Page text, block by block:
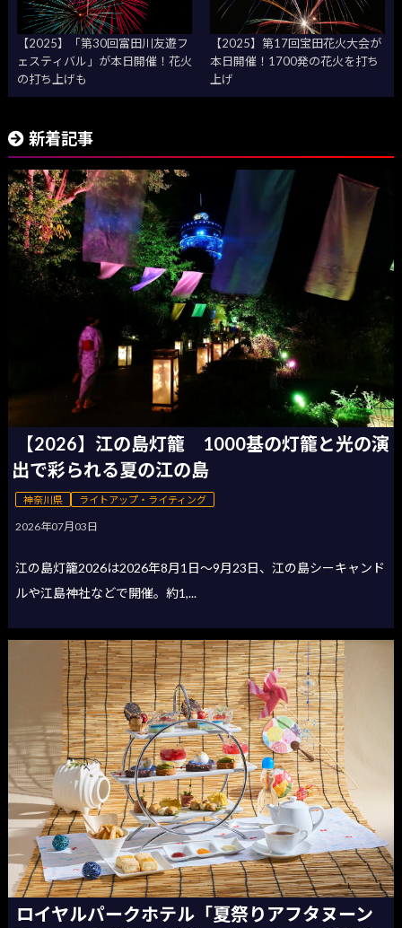
【2025】「第30回富田川友遊フ
ェスティバル」が本日開催！花火
の打ち上げも
【2025】第17回宝田花火大会が
本日開催！1700発の花火を打ち
上げ
新着記事
【2026】江の島灯籠 1000基の灯籠と光の演
出で彩られる夏の江の島
神奈川県 ライトアップ・ライティング
2026年07月03日
江の島灯籠2026は2026年8月1日〜9月23日、江の島シーキャンド
ルや江島神社などで開催。約1,...
ロイヤルパークホテル「夏祭りアフタヌーン